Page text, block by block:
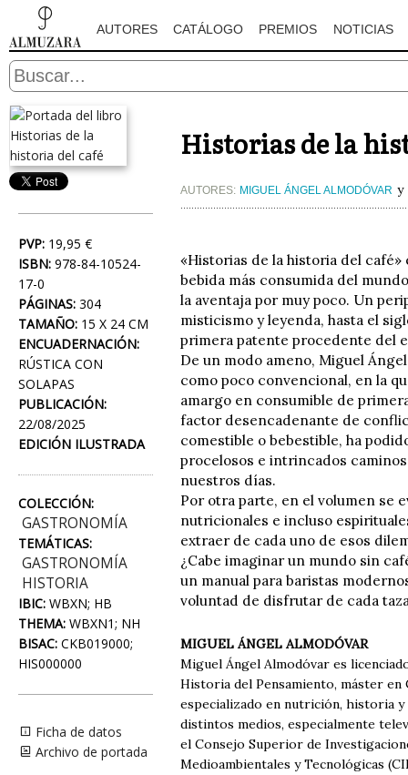
AUTORES CATÁLOGO PREMIOS NOTICIAS
PVP: 19,95 €
ISBN: 978-84-10524-
17-0
PÁGINAS: 304
TAMAÑO: 15 X 24 CM
ENCUADERNACIÓN:
RÚSTICA CON
SOLAPAS
PUBLICACIÓN:
22/08/2025
EDICIÓN ILUSTRADA
COLECCIÓN:
GASTRONOMÍA
TEMÁTICAS:
GASTRONOMÍA
HISTORIA
IBIC: WBXN; HB
THEMA: WBXN1; NH
BISAC: CKB019000;
HIS000000
Ficha de datos
Archivo de portada
Historias de la
AUTORES: MIGUEL ÁNGEL ALMODÓVAR y
«Historias de la historia del
bebida más consumida del
la aventaja por muy poco. Un
misticismo y leyenda, hasta el
primera patente procedente del
De un modo ameno, Miguel
como poco convencional, en la
amargo en consumible de
factor desencadenante de
comestible o bebestible, ha
procelosos e intrincados
nuestros días.
Por otra parte, en el volumen se
nutricionales e incluso
extraer de cada uno de esos
¿Cabe imaginar un mundo sin
un manual para baristas
voluntad de disfrutar de cada
MIGUEL ÁNGEL ALMODÓVAR
Miguel Ángel Almodóvar es
Historia del Pensamiento, máster
especializado en nutrición, historia
distintos medios, especialmente
el Consejo Superior de
Medioambientales y Tecnológicas